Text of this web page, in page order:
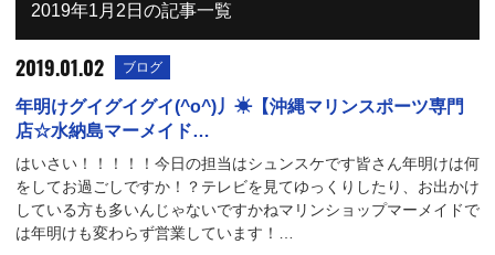
2019年1月2日の記事一覧
2019.01.02 ブログ
年明けグイグイグイ(^o^)丿☀【沖縄マリンスポーツ専門
店☆水納島マーメイド…
はいさい！！！！！今日の担当はシュンスケです皆さん年明けは何
をしてお過ごしですか！？テレビを見てゆっくりしたり、お出かけ
している方も多いんじゃないですかねマリンショップマーメイドで
は年明けも変わらず営業しています！…